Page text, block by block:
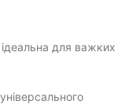
для важких